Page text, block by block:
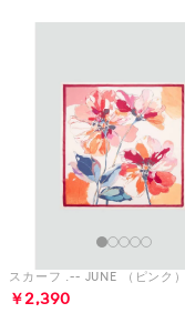
スカーフ .-- JUNE （ピンク）
￥2,390